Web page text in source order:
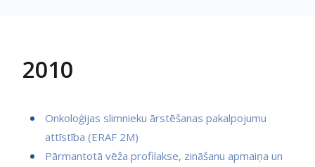
2010
Onkoloģijas slimnieku ārstēšanas pakalpojumu
attīstība (ERAF 2M)
Pārmantotā vēža profilakse, zināšanu apmaiņa un